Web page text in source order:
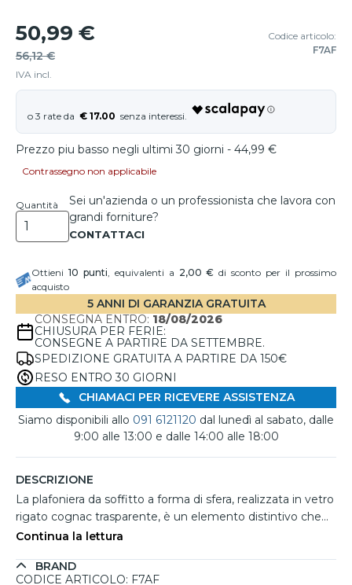
50,99 €
56,12 €
IVA incl.
Codice articolo:
F7AF
€ 17.00
Prezzo piu basso negli ultimi 30 giorni - 44,99 €
Contrassegno non applicabile
Quantità
Sei un'azienda o un professionista che lavora con
grandi forniture?
Ottieni 10 punti, equivalenti a 2,00 € di sconto per il prossimo
acquisto
5 ANNI DI GARANZIA GRATUITA
CONSEGNA ENTRO: 18/08/2026
CHIUSURA PER FERIE:
CONSEGNE A PARTIRE DA SETTEMBRE.
SPEDIZIONE GRATUITA A PARTIRE DA 150€
RESO ENTRO 30 GIORNI
CHIAMACI PER RICEVERE ASSISTENZA
Siamo disponibili allo 091 6121120 dal lunedì al sabato, dalle
9:00 alle 13:00 e dalle 14:00 alle 18:00
DESCRIZIONE
La plafoniera da soffitto a forma di sfera, realizzata in vetro
rigato cognac trasparente, è un elemento distintivo che
aggiunge un tocco di eleganza a qualsiasi ambiente. La
con il vetro, creando un contrasto affascinante e caldo. Le
Continua la lettura
BRAND
CODICE ARTICOLO: F7AF